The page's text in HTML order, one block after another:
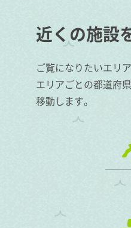
近くの施設
ご覧になりたいエリ
エリアごとの都道府
移動します。